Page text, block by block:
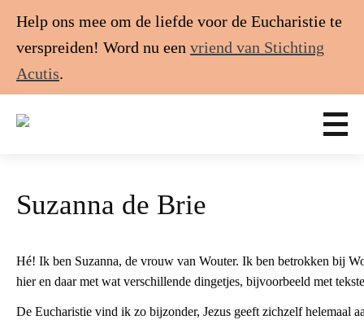
Help ons mee om de liefde voor de Eucharistie te
verspreiden! Word nu een vriend van Stichting
Acutis.
Suzanna de Brie
Hé! Ik ben Suzanna, de vrouw van Wouter. Ik ben betrokken bij
hier en daar met wat verschillende dingetjes, bijvoorbeeld met
De Eucharistie vind ik zo bijzonder, Jezus geeft zichzelf helemaal